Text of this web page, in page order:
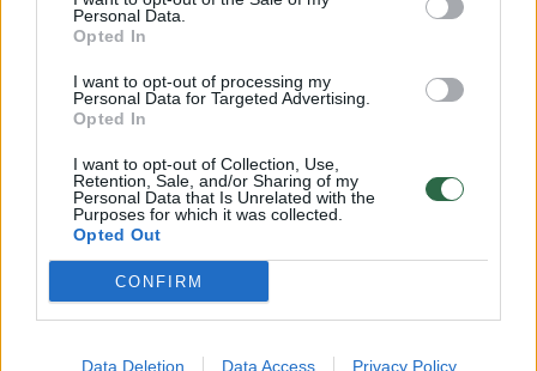
Personal Data.
Opted In
I want to opt-out of processing my
Personal Data for Targeted Advertising.
Opted In
I want to opt-out of Collection, Use,
Retention, Sale, and/or Sharing of my
Personal Data that Is Unrelated with the
Purposes for which it was collected.
Opted Out
CONFIRM
Data Deletion Data Access Privacy Policy
Vaizdai iš tragiškos avarijos Vilniaus r.: dviejų moterų ir
vaiko gyvybių išgelbėti nepavyko
Žinios Lietuvos diena
Savaitės vidurys nusimato karštas: temperatūra kils iki
32 laipsnių šilumos
Žinios | Orai
Nufilmavo, kaip patvino Vilniaus Vakarinis aplinkkelis: